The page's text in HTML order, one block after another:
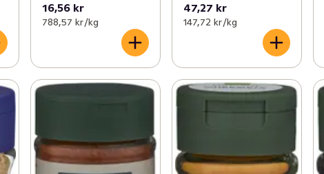
16,56 kr
788,57 kr /kg
47,27 kr
147,72 kr /kg